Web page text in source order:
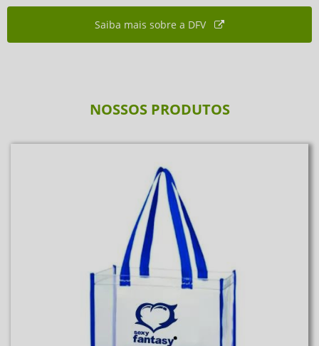
Saiba mais sobre a DFV
NOSSOS PRODUTOS
Sacola PVC
PVC 3035
Saiba Mais